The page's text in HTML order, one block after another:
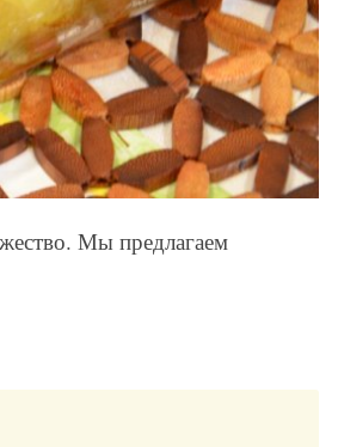
Мы предлагаем